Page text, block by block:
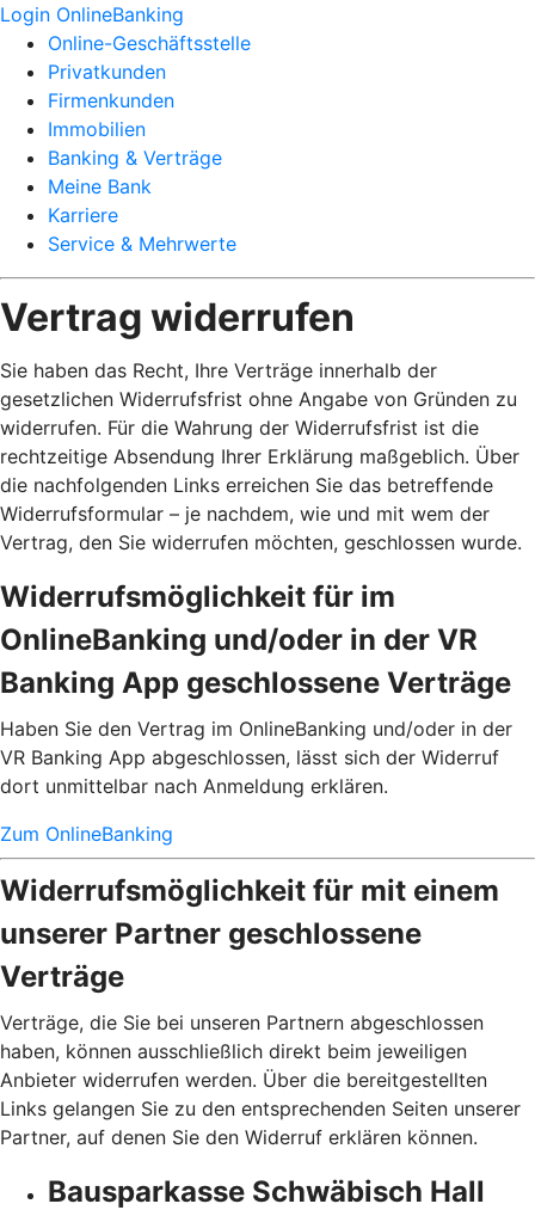
Login OnlineBanking
Online-Geschäftsstelle
Privatkunden
Firmenkunden
Immobilien
Banking & Verträge
Meine Bank
Karriere
Service & Mehrwerte
Vertrag widerrufen
Sie haben das Recht, Ihre Verträge innerhalb der
gesetzlichen Widerrufsfrist ohne Angabe von Gründen zu
widerrufen. Für die Wahrung der Widerrufsfrist ist die
rechtzeitige Absendung Ihrer Erklärung maßgeblich. Über
die nachfolgenden Links erreichen Sie das betreffende
Widerrufsformular – je nachdem, wie und mit wem der
Vertrag, den Sie widerrufen möchten, geschlossen wurde.
Widerrufsmöglichkeit für im
OnlineBanking und/oder in der VR
Banking App geschlossene Verträge
Haben Sie den Vertrag im OnlineBanking und/oder in der
VR Banking App abgeschlossen, lässt sich der Widerruf
dort unmittelbar nach Anmeldung erklären.
Zum OnlineBanking
Widerrufsmöglichkeit für mit einem
unserer Partner geschlossene
Verträge
Verträge, die Sie bei unseren Partnern abgeschlossen
haben, können ausschließlich direkt beim jeweiligen
Anbieter widerrufen werden. Über die bereitgestellten
Links gelangen Sie zu den entsprechenden Seiten unserer
Partner, auf denen Sie den Widerruf erklären können.
Bausparkasse Schwäbisch Hall